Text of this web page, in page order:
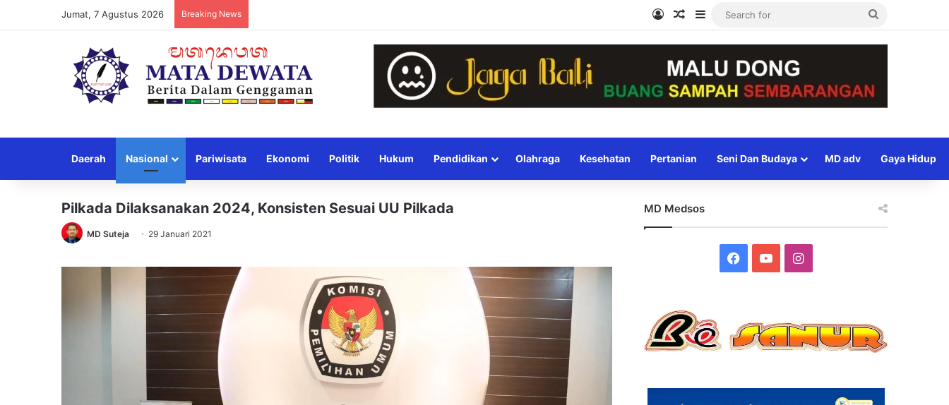
Jumat, 7 Agustus 2026 Breaking News Log InRandom Article
Sidebar
Daerah Nasional Pariwisata Ekonomi Politik Hukum Pendidikan Olahraga Kesehatan Pertanian Seni Dan Budaya MD adv Gaya Hidup
Pilkada Dilaksanakan 2024, Konsisten Sesuai UU Pilkada
MD Suteja 29 Januari 2021
MD Medsos
Facebook
YouTubeInstagram